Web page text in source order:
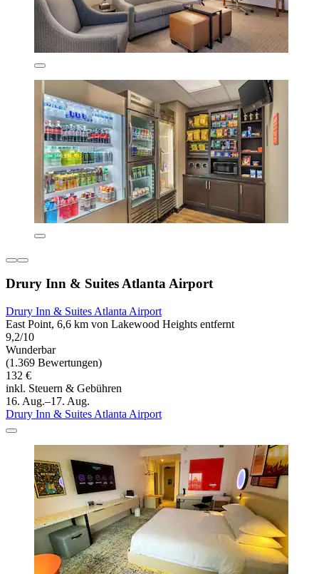
Drury Inn & Suites Atlanta Airport
Drury Inn & Suites Atlanta Airport
East Point, 6,6 km von Lakewood Heights entfernt
9,2/10
Wunderbar
(1.369 Bewertungen)
132 €
inkl. Steuern & Gebühren
16. Aug.–17. Aug.
Drury Inn & Suites Atlanta Airport